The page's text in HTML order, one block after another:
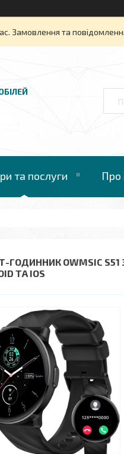
Замовлення та
та послуги Про
ГОДИННИК OWMSIC S51
ТА IOS